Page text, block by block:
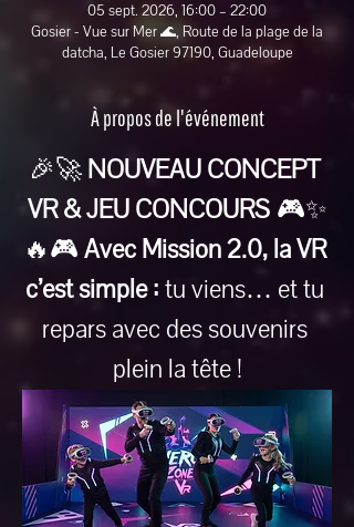
05 sept. 2026, 16:00 – 22:00
Gosier - Vue sur Mer 🌊, Route de la plage de la
datcha, Le Gosier 97190, Guadeloupe
À propos de l'événement
🎉🚀 NOUVEAU CONCEPT
VR & JEU CONCOURS 🎮✨
🔥🎮 Avec Mission 2.0, la VR
c’est simple : tu viens… et tu
repars avec des souvenirs
plein la tête !